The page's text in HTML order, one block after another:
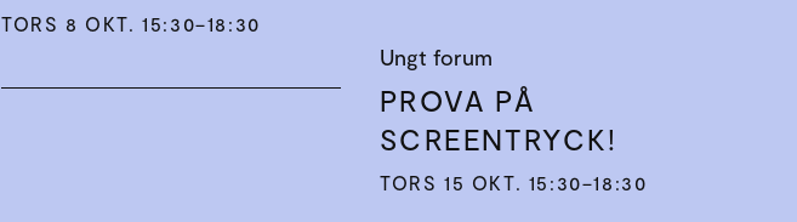
TORS 8 OKT. 15:30–18:30
Ungt forum
PROVA PÅ
SCREENTRYCK!
TORS 15 OKT. 15:30–18:30